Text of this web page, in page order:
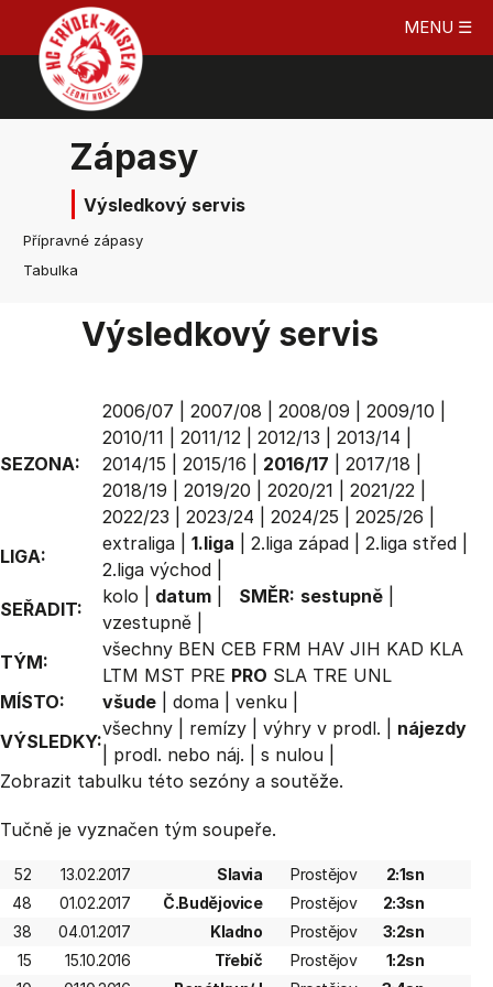
MENU ☰
Zápasy
Výsledkový servis
Přípravné zápasy
Tabulka
Výsledkový servis
SEZONA:
2006/07 2007/08 2008/09 2009/10
2010/11
2011/12 2012/13 2013/14
2014/15
2015/16 2016/17 2017/18
2018/19
2019/20 2020/21 2021/22
2022/23
2023/24 2024/25 2025/26
LIGA:
extraliga 1.liga 2.liga západ 2.liga střed
2.liga východ
SEŘADIT:
kolo datum SMĚR: sestupně
vzestupně
TÝM:
všechny BEN CEB FRM HAV JIH KAD KLA
LTM MST PRE PRO SLA TRE UNL
MÍSTO:
všude doma venku
VÝSLEDKY:
všechny remízy výhry v prodl.
nájezdy
prodl. nebo náj. s nulou
Zobrazit tabulku této sezóny a soutěže.
Tučně je vyznačen tým soupeře.
52 13.02.2017 Slavia Prostějov
2:1sn
48
01.02.2017 Č.Budějovice Prostějov
2:3sn
38
04.01.2017 Kladno Prostějov
3:2sn
15
15.10.2016 Třebíč Prostějov
1:2sn